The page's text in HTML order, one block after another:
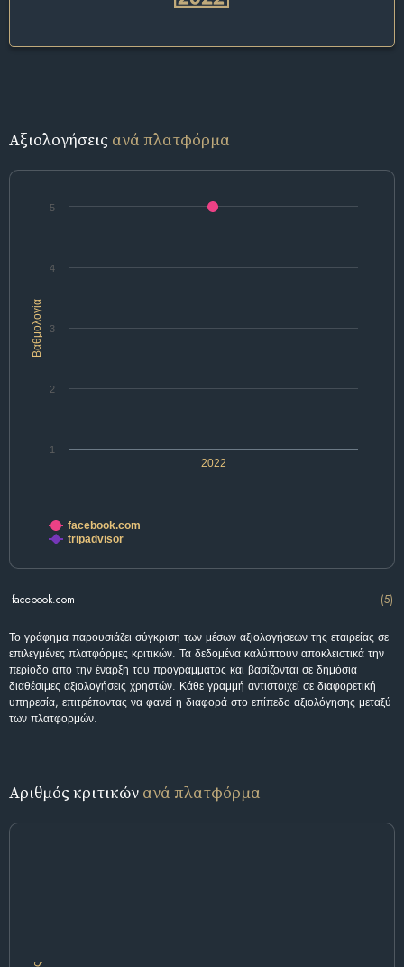
Αξιολογήσεις ανά πλατφόρμα
Βαθμολογία
2022
1
2
3
4
5
facebook.com
tripadvisor
facebook.com (5)
Το γράφημα παρουσιάζει σύγκριση των μέσων αξιολογήσεων της εταιρείας σε
επιλεγμένες πλατφόρμες κριτικών. Τα δεδομένα καλύπτουν αποκλειστικά την
περίοδο από την έναρξη του προγράμματος και βασίζονται σε δημόσια
διαθέσιμες αξιολογήσεις χρηστών. Κάθε γραμμή αντιστοιχεί σε διαφορετική
υπηρεσία, επιτρέποντας να φανεί η διαφορά στο επίπεδο αξιολόγησης μεταξύ
των πλατφορμών.
Αριθμός κριτικών ανά πλατφόρμα